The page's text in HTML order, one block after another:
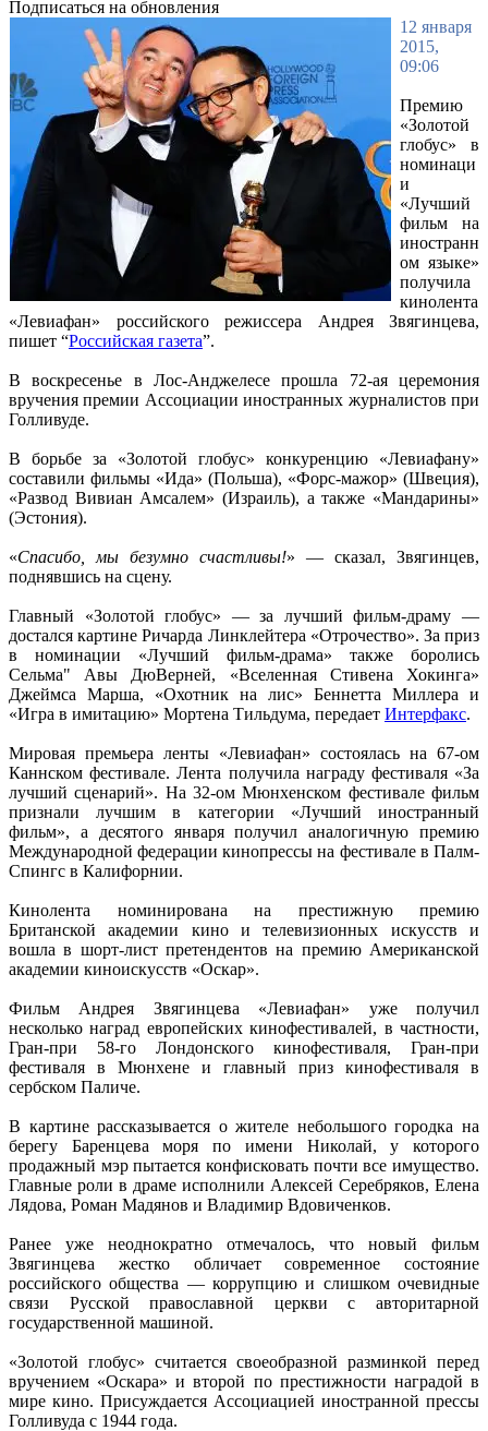
Подписаться на обновления
12 января
2015,
09:06
Премию
«Золотой
глобус» в
номинаци
и
«Лучший
фильм на
иностранн
ом языке»
получила
кинолента
«Левиафан» российского режиссера Андрея Звягинцева,
пишет “Российская газета”.
В воскресенье в Лос-Анджелесе прошла 72-ая церемония
вручения премии Ассоциации иностранных журналистов при
Голливуде.
В борьбе за «Золотой глобус» конкуренцию «Левиафану»
составили фильмы «Ида» (Польша), «Форс-мажор» (Швеция),
«Развод Вивиан Амсалем» (Израиль), а также «Мандарины»
(Эстония).
«Спасибо, мы безумно счастливы!» — сказал, Звягинцев,
поднявшись на сцену.
Главный «Золотой глобус» — за лучший фильм-драму —
достался картине Ричарда Линклейтера «Отрочество». За приз
в номинации «Лучший фильм-драма» также боролись
Сельма" Авы ДюВерней, «Вселенная Стивена Хокинга»
Джеймса Марша, «Охотник на лис» Беннетта Миллера и
«Игра в имитацию» Мортена Тильдума, передает Интерфакс.
Мировая премьера ленты «Левиафан» состоялась на 67-ом
Каннском фестивале. Лента получила награду фестиваля «За
лучший сценарий». На 32-ом Мюнхенском фестивале фильм
признали лучшим в категории «Лучший иностранный
фильм», а десятого января получил аналогичную премию
Международной федерации кинопрессы на фестивале в Палм-
Спингс в Калифорнии.
Кинолента номинирована на престижную премию
Британской академии кино и телевизионных искусств и
вошла в шорт-лист претендентов на премию Американской
академии киноискусств «Оскар».
Фильм Андрея Звягинцева «Левиафан» уже получил
несколько наград европейских кинофестивалей, в частности,
Гран-при 58-го Лондонского кинофестиваля, Гран-при
фестиваля в Мюнхене и главный приз кинофестиваля в
сербском Паличе.
В картине рассказывается о жителе небольшого городка на
берегу Баренцева моря по имени Николай, у которого
продажный мэр пытается конфисковать почти все имущество.
Главные роли в драме исполнили Алексей Серебряков, Елена
Лядова, Роман Мадянов и Владимир Вдовиченков.
Ранее уже неоднократно отмечалось, что новый фильм
Звягинцева жестко обличает современное состояние
российского общества — коррупцию и слишком очевидные
связи Русской православной церкви с авторитарной
государственной машиной.
«Золотой глобус» считается своеобразной разминкой перед
вручением «Оскара» и второй по престижности наградой в
мире кино. Присуждается Ассоциацией иностранной прессы
Голливуда с 1944 года.